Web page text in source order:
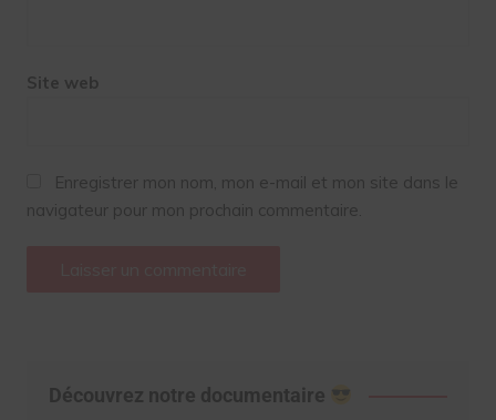
Site web
Enregistrer mon nom, mon e-mail et mon site dans le
navigateur pour mon prochain commentaire.
Découvrez notre documentaire